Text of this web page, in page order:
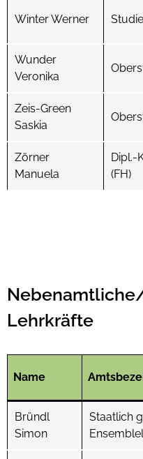
Winter Werner
Wunder
Veronika
Zeis-Green
Saskia
Zörner
Manuela
Dipl.-
(FH)
Lehrkräfte
Name
Bründl
Simon
Staatlich